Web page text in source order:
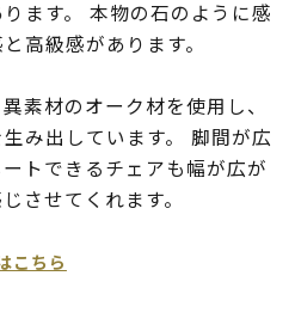
ます。 本物の石のように感
高級感があります。
素材のオーク材を使用し、
み出しています。 脚間が広
トできるチェアも幅が広が
させてくれます。
こちら